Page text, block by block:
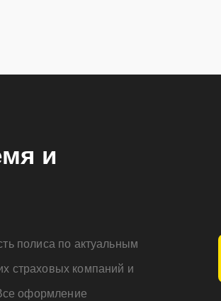
и
полиса по актуальным
страховых компаний и
оформление